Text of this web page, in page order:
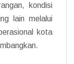
kondisi
lain melalui
kota